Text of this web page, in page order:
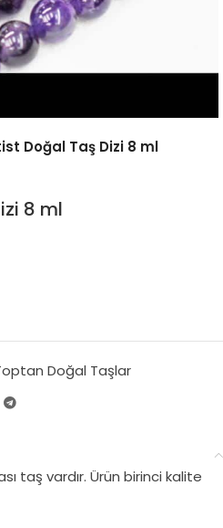
Doğal Taş Dizi 8 ml
8 ml
Doğal Taşlar
taş vardır. Ürün birinci kalite